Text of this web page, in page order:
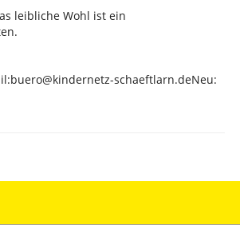
leibliche Wohl ist ein
schaeftlarn.deNeu: